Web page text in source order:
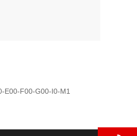
E00-F00-G00-I0-M1